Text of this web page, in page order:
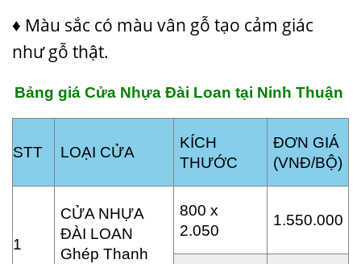
♦ Màu sắc có màu vân gỗ tạo cảm giác
như gỗ thật.
Bảng giá Cửa Nhựa Đài Loan tại Ninh Thuận
STT LOẠI CỬA
KÍCH
THƯỚC
ĐƠN GIÁ
(VNĐ/BỘ)
1
CỬA NHỰA
ĐÀI LOAN
Ghép Thanh
800 x
2.050
1.550.000